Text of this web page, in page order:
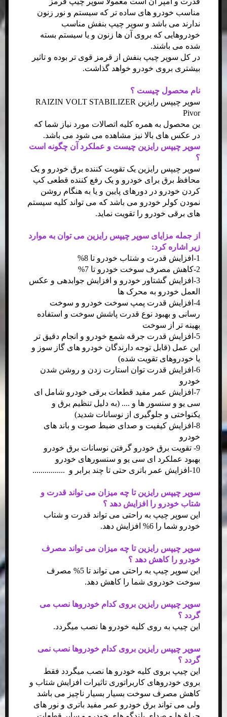
مناسب خودرو های ساده تر که سیستم و نور زنون
ندارند می باشد و سوپر چیپ بنفش مناسب
خودروهایی که بروی آن ها زنون و یا سیستم بسته
شده می باشند.
در کل سوپر چیپ بنفش از قرمز قوی تر بوده و تاثیر
بیشتری بروی خودرو خواهد گذاشت.
نام محصول چیست ؟
سوپر چیپس رایزین RAIZIN VOLT STABILIZER
Pivor
ین محصول به همره کلیه اتصالات مورد نیاز شما که
در عکس های بالا نیز مشاهده می شود می باشد.
سوپر چیپس رایزین چیست و عملکرد آن چگونه است
؟
سوپر چیپس رایزین یک تقویت کننده برق خودرو و یک
محافظ برق برای خودرو و یک رفع کننده قطعی کپ
کردن خودرو در دورهای پایین و یا به هنگام روشن
نمودن کولر خودرو می باشد که می تواند کلیه سیستم
های برقی خودرو را تقویت نماید.
از جمله مزایای سوپر چیپس رایزین می توان به موارد
زیر اشاره کرد:
1-افزایش قدرت و شتاب خودرو تا 8%
2-کاهش مصرف سوخت خودرو تا 7%
3-افزایش گشتاور خودرو و افزایش جوابدهی و عکس
العمل خودرو به محرک ها
4-افزایش قدرت پمپ سوخت خودرو و سوخت
رسانی و بهبود نوع قدرت پاشش سوخت و ​استفاده
بهینه تر از سوخت
5-افزایش قدرت جرقه شمع خودرو و انجام دقیق تر
این عمل (قابل توجه دارندگان خودرو های گاز سوز و
یا خودروهای تقویت شده)
6-افزایش قدرت توان استارت زدن و روشن شدن
خودرو
7-افزایش عمر مفید قطعات برقی خودرو شامل ای
سی یو و سنسور ها و .... (به دلیل تنظیم برق و
یکنواختی و جلوگیری از نوسانات شدید)
8-افزایش کیفیت و صدای ضبط صوت و باند های
خودرو
9- تقویت برق خودرو گرفتن نوسانات برق خودرو
بهبود عملکرد ای سی یو و سنسورهای خودرو
10-افزایش عمر باتری حتی تا چند برابر و ................
سوپر چیپس رایزین تا چه میزان می تواند قدرت و
شتاب خودرو را افزایش دهد ؟
این سوپر چیپ به راحتی می تواند قدرت و شتاب
خودرو شما را 6% افزایش دهد.
سوپر چیپس رایزین تا چه میزان می تواند مصرف
خودرو را کاهش دهد ؟
این سوپر چیپ به راحتی می تواند تا 5% مصرف
سوخت خودروی شما را کاهش دهد.
سوپر چیپس رایزین بروی کدام خودروها نصب می
گردد ؟
این چیپ به روی کلیه خودرو ها نصب میگردد.
سوپر چیپس رایزین بروی کدام خودروها نصب نمی
گردد ؟
این چیپ بروی کلیه خودرو ها نصب میگردد فقط
بروی خودروهای کاربراتوری تاثیرات افزایش شتاب و
کاهش مصرف سوخت بسیار بسیار ناچیز می باشد
ولی می تواند برق خودرو عمر مفید باتری و نور های